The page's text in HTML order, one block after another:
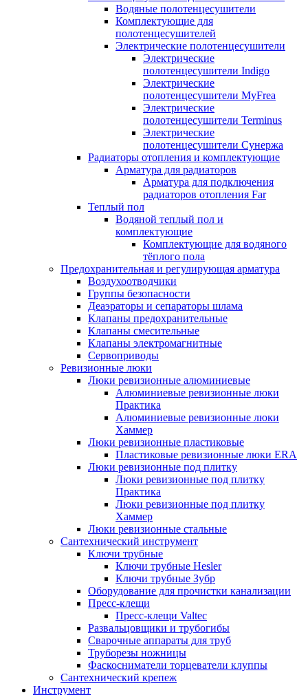
Водяные полотенцесушители
Комплектующие для
полотенцесушителей
Электрические полотенцесушители
Электрические
полотенцесушители Indigo
Электрические
полотенцесушители MyFrea
Электрические
полотенцесушители Terminus
Электрические
полотенцесушители Сунержа
Радиаторы отопления и комплектующие
Арматура для радиаторов
Арматура для подключения
радиаторов отопления Far
Теплый пол
Водяной теплый пол и
комплектующие
Комплектующие для водяного
тёплого пола
Предохранительная и регулирующая арматура
Воздухоотводчики
Группы безопасности
Деаэраторы и сепараторы шлама
Клапаны предохранительные
Клапаны смесительные
Клапаны электромагнитные
Сервоприводы
Ревизионные люки
Люки ревизионные алюминиевые
Алюминиевые ревизионные люки
Практика
Алюминиевые ревизионные люки
Хаммер
Люки ревизионные пластиковые
Пластиковые ревизионные люки ERA
Люки ревизионные под плитку
Люки ревизионные под плитку
Практика
Люки ревизионные под плитку
Хаммер
Люки ревизионные стальные
Сантехнический инструмент
Ключи трубные
Ключи трубные Hesler
Ключи трубные Зубр
Оборудование для прочистки канализации
Пресс-клещи
Пресс-клещи Valtec
Развальцовщики и трубогибы
Сварочные аппараты для труб
Труборезы ножницы
Фаскосниматели торцеватели клуппы
Сантехнический крепеж
Инструмент